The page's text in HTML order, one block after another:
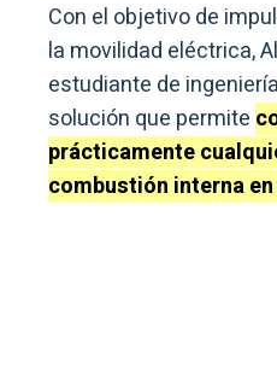
Con el objetivo de
la movilidad eléctrica,
estudiante de
solución que permite c
prácticamente
combustión interna